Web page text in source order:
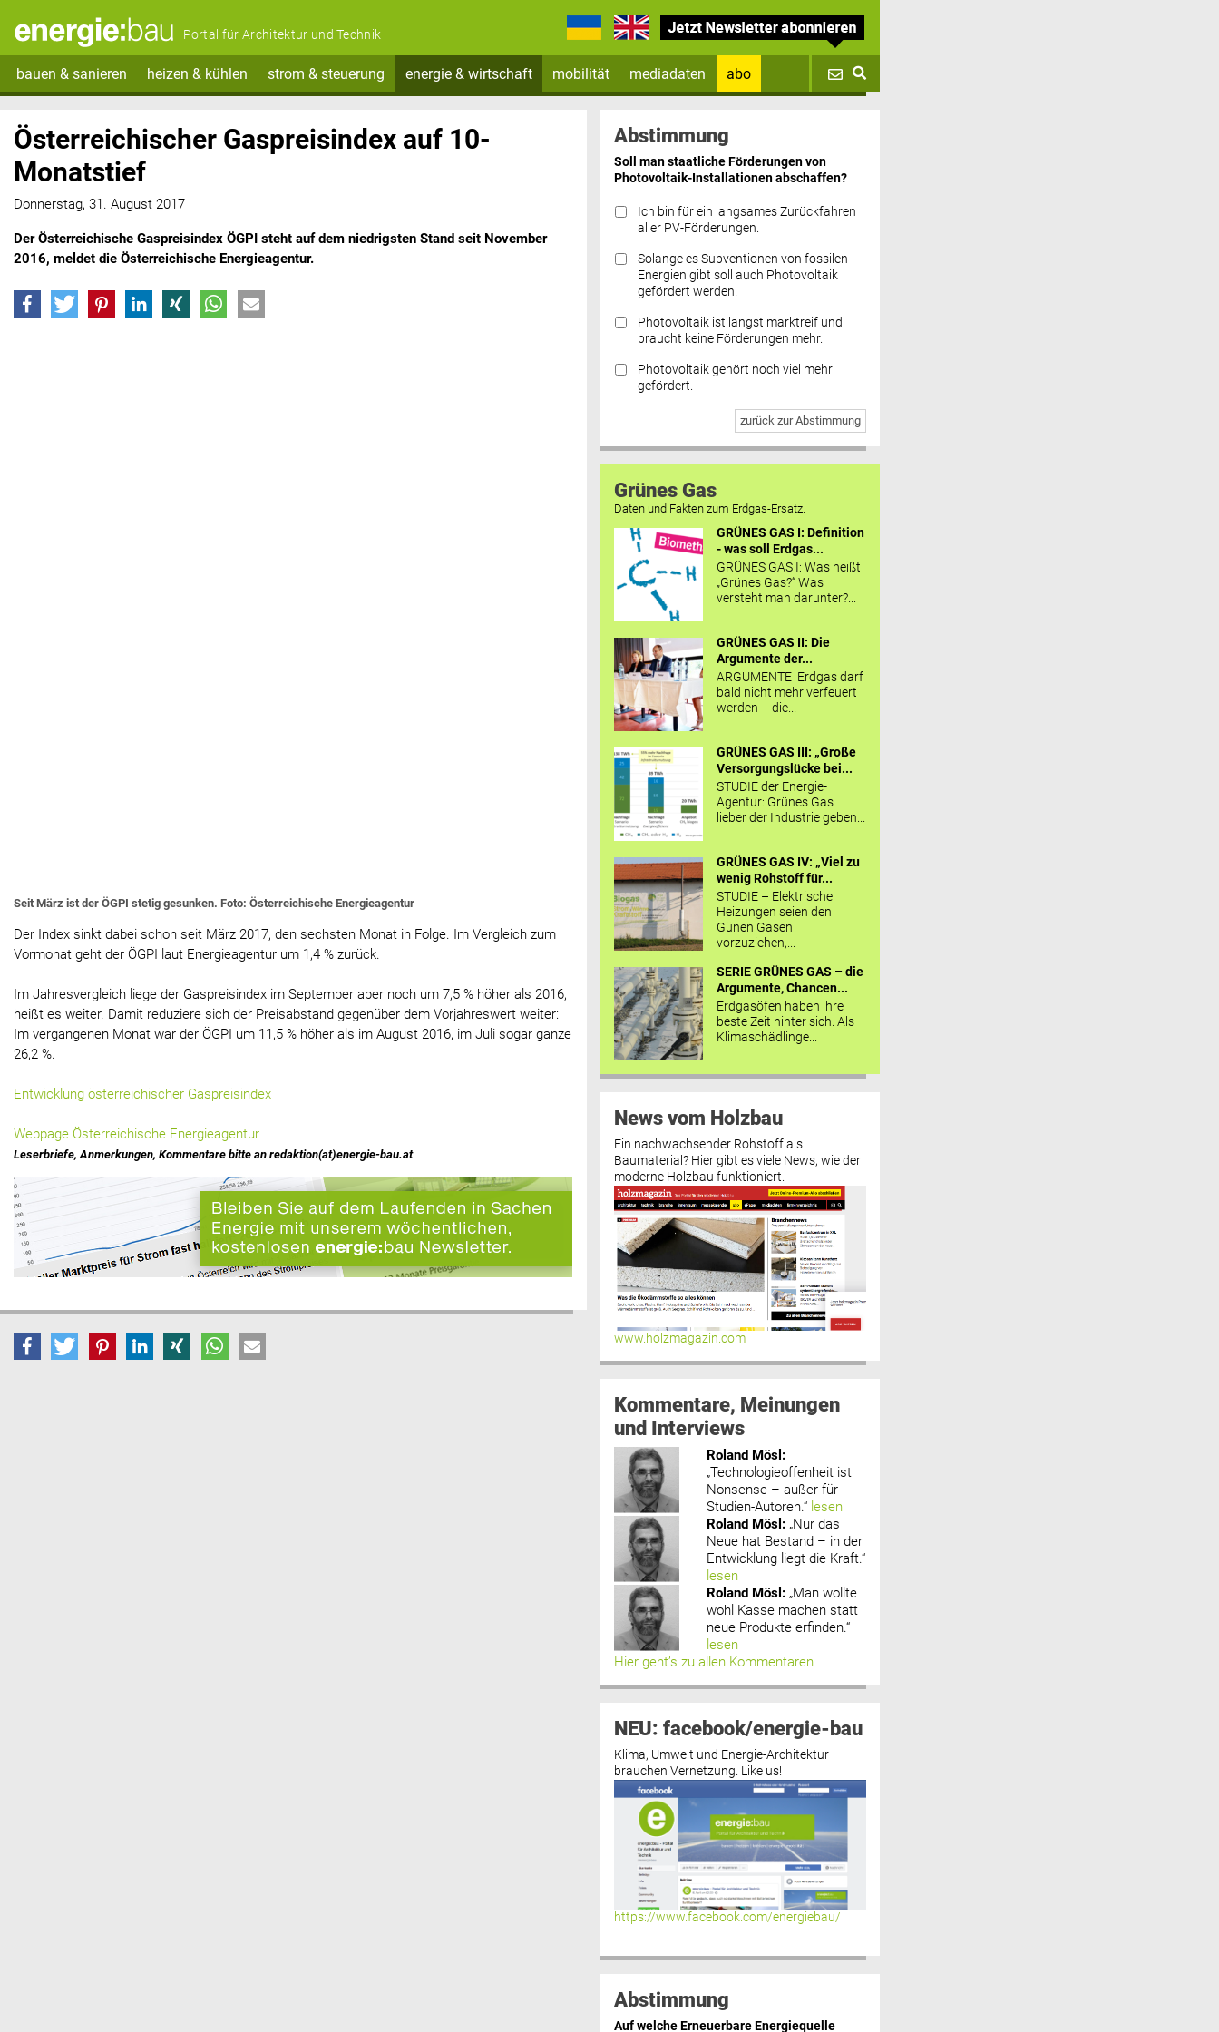
Portal für Architektur und Technik
bauen & sanieren heizen & kühlen strom & steuerung energie & wirtschaft mobilität mediadaten
abo
Datenschutz FAQs
Österreichischer Gaspreisindex auf 10-
Monatstief
Donnerstag, 31. August 2017
Der Österreichische Gaspreisindex ÖGPI steht auf dem niedrigsten Stand seit November
2016, meldet die Österreichische Energieagentur.
Seit März ist der ÖGPI stetig gesunken. Foto: Österreichische Energieagentur
Der Index sinkt dabei schon seit März 2017, den sechsten Monat in Folge. Im Vergleich zum
Vormonat geht der ÖGPI laut Energieagentur um 1,4 % zurück.
Im Jahresvergleich liege der Gaspreisindex im September aber noch um 7,5 % höher als 2016,
heißt es weiter. Damit reduziere sich der Preisabstand gegenüber dem Vorjahreswert weiter:
Im vergangenen Monat war der ÖGPI um 11,5 % höher als im August 2016, im Juli sogar ganze
26,2 %.
Entwicklung österreichischer Gaspreisindex
Webpage Österreichische Energieagentur
Leserbriefe, Anmerkungen, Kommentare bitte an redaktion(at)energie-bau.at
Abstimmung
Soll man staatliche Förderungen von
Photovoltaik-Installationen abschaffen?
Ich bin für ein langsames Zurückfahren
aller PV-Förderungen.
Solange es Subventionen von fossilen
Energien gibt soll auch Photovoltaik
gefördert werden.
Photovoltaik ist längst marktreif und
braucht keine Förderungen mehr.
Photovoltaik gehört noch viel mehr
gefördert.
zurück zur Abstimmung
Grünes Gas
Daten und Fakten zum Erdgas-Ersatz.
GRÜNES GAS I: Definition
- was soll Erdgas...
GRÜNES GAS I: Was heißt
„Grünes Gas?“ Was
versteht man darunter?...
GRÜNES GAS II: Die
Argumente der...
ARGUMENTE Erdgas darf
bald nicht mehr verfeuert
werden – die...
GRÜNES GAS III: „Große
Versorgungslücke bei...
STUDIE der Energie-
Agentur: Grünes Gas
lieber der Industrie geben...
GRÜNES GAS IV: „Viel zu
wenig Rohstoff für...
STUDIE – Elektrische
Heizungen seien den
Günen Gasen
vorzuziehen,...
SERIE GRÜNES GAS – die
Argumente, Chancen...
Erdgasöfen haben ihre
beste Zeit hinter sich. Als
Klimaschädlinge...
News vom Holzbau
Ein nachwachsender Rohstoff als
Baumaterial? Hier gibt es viele News, wie der
moderne Holzbau funktioniert.
www.holzmagazin.com
Kommentare, Meinungen
und Interviews
Roland Mösl :
„Technologieoffenheit ist
Nonsense – außer für
Studien-Autoren.“ lesen
Roland Mösl : „Nur das
Neue hat Bestand – in der
Entwicklung liegt die Kraft.“
lesen
Roland Mösl : „Man wollte
wohl Kasse machen statt
neue Produkte erfinden.“
lesen
Hier geht’s zu allen Kommentaren
NEU: facebook/energie-bau
Klima, Umwelt und Energie-Architektur
brauchen Vernetzung. Like us!
https://www.facebook.com/energiebau/
Abstimmung
Auf welche Erneuerbare Energiequelle